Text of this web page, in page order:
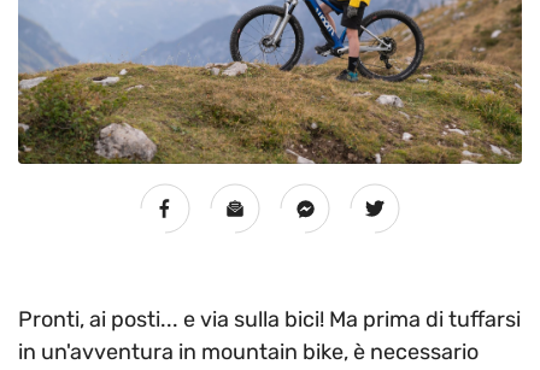
Pronti, ai posti... e via sulla bici! Ma prima di tuffarsi
in un'avventura in mountain bike, è necessario